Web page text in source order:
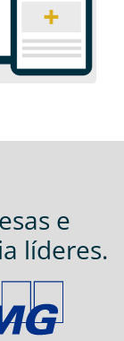
e
líderes.